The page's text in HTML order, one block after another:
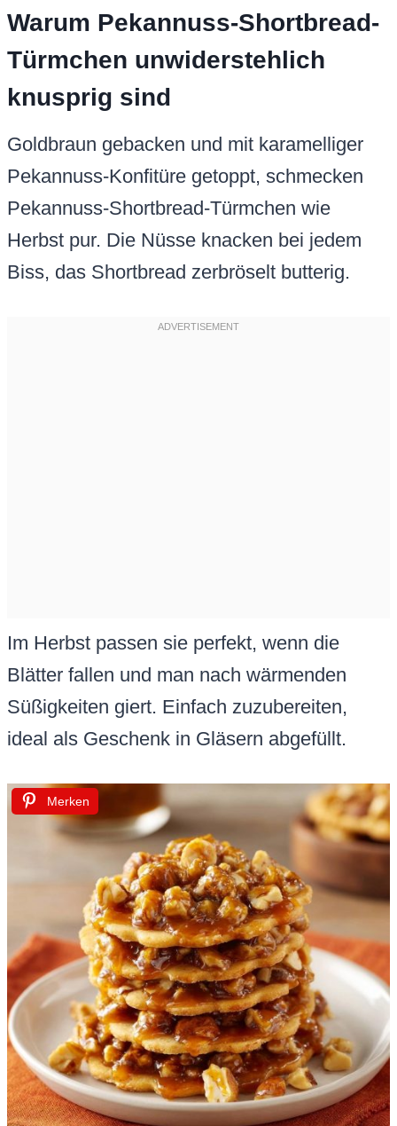
Warum Pekannuss-Shortbread-
Türmchen unwiderstehlich
knusprig sind
Goldbraun gebacken und mit karamelliger
Pekannuss-Konfitüre getoppt, schmecken
Pekannuss-Shortbread-Türmchen wie
Herbst pur. Die Nüsse knacken bei jedem
Biss, das Shortbread zerbröselt butterig.
Im Herbst passen sie perfekt, wenn die
Blätter fallen und man nach wärmenden
Süßigkeiten giert. Einfach zuzubereiten,
ideal als Geschenk in Gläsern abgefüllt.
Merken